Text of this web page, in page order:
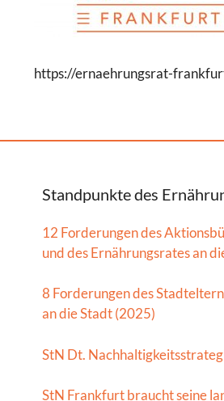
https://ernaehrungsrat-
Standpunkte des
12 Forderungen des
und des Ernährungsrates an
8 Forderungen des
an die Stadt (2025)
StN Dt.
StN Frankfurt braucht seine